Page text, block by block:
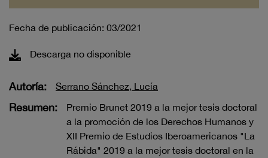
Fecha de publicación: 03/2021
Descarga no disponible
Autoría: Serrano Sánchez, Lucía
Resumen:
Premio Brunet 2019 a la mejor tesis doctoral
a la promoción de los Derechos Humanos y
XII Premio de Estudios Iberoamericanos "La
Rábida" 2019 a la mejor tesis doctoral en la